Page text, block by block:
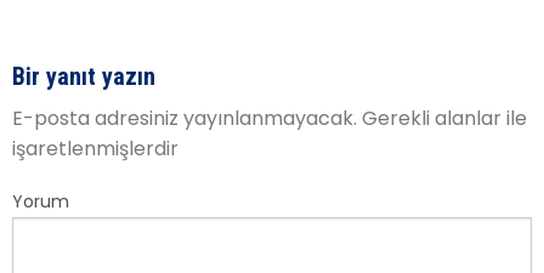
Bir yanıt yazın
E-posta adresiniz yayınlanmayacak. Gerekli alanlar ile
işaretlenmişlerdir
Yorum